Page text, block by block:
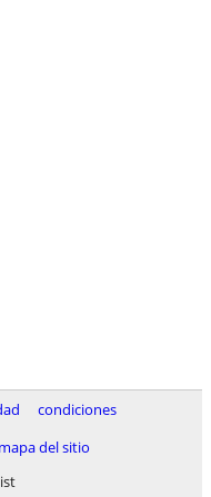
condiciones
mapa del sitio